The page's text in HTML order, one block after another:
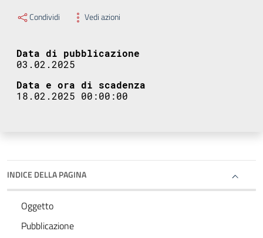
Condividi Vedi azioni
Data di pubblicazione
03.02.2025
Data e ora di scadenza
18.02.2025 00:00:00
INDICE DELLA PAGINA
Oggetto
Pubblicazione